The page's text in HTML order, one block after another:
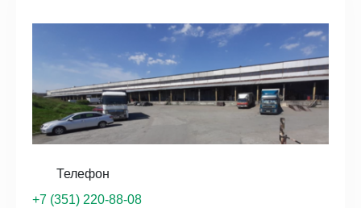
Телефон
+7 (351) 220-88-08